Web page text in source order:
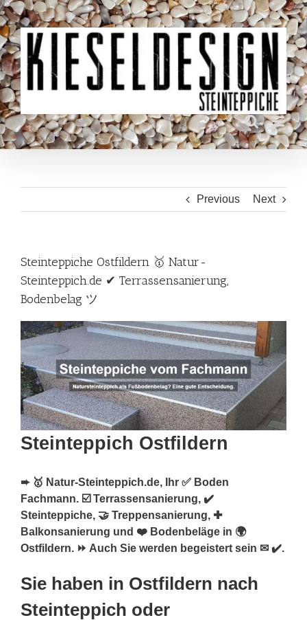
Skip
to
content
Previous Next
Steinteppiche Ostfildern 🥇 Natur-
Steinteppich.de ✔ Terrassensanierung,
Bodenbelag ツ
Steinteppich Ostfildern
➨ 🥇 Natur-Steinteppich.de, Ihr ✅ Boden
Fachmann. ☑️ Terrassensanierung, ✔️
Steinteppiche, 🤝 Treppensanierung, ✚
Balkonsanierung und ❤️ Bodenbeläge in 🌍
Ostfildern. ⏩ Auch Sie werden begeistert sein ✉ ✔️.
Sie haben in Ostfildern nach
Steinteppich oder